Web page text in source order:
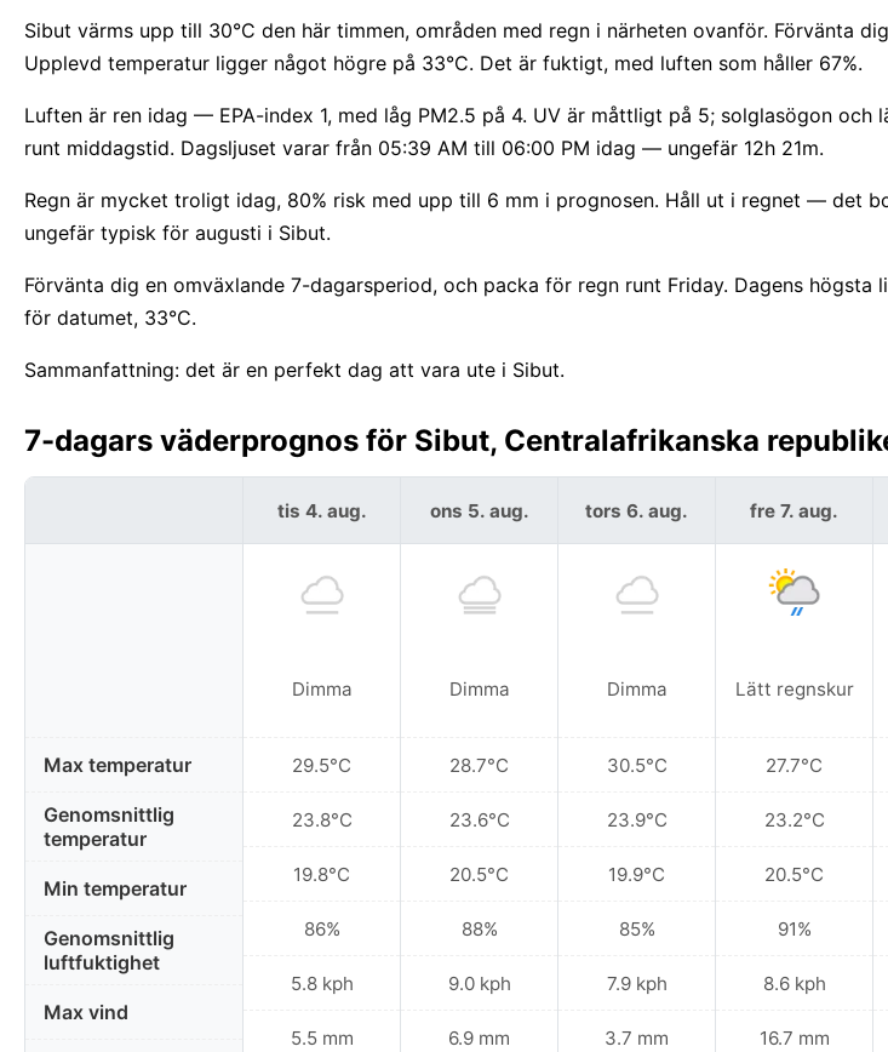
Sibut värms upp till 30°C den här timmen, områden med regn i närheten ovanför. Förvänta
Upplevd temperatur ligger något högre på 33°C. Det är fuktigt, med luften som håller 67%.
Luften är ren idag — EPA-index 1, med låg PM2.5 på 4. UV är måttligt på 5; solglasögon och
runt middagstid. Dagsljuset varar från 05:39 AM till 06:00 PM idag — ungefär 12h 21m.
Regn är mycket troligt idag, 80% risk med upp till 6 mm i prognosen. Håll ut i regnet — det
ungefär typisk för augusti i Sibut.
Förvänta dig en omväxlande 7-dagarsperiod, och packa för regn runt Friday. Dagens högsta
för datumet, 33°C.
Sammanfattning: det är en perfekt dag att vara ute i Sibut.
7-dagars väderprognos för Sibut, Centralafrikanska
Max temperatur
Genomsnittlig
temperatur
Min temperatur
Genomsnittlig
luftfuktighet
Max vind
tis 4. aug.
Dimma
29.5°C
23.8°C
19.8°C
86%
5.8 kph
5.5 mm
ons 5. aug.
Dimma
28.7°C
23.6°C
20.5°C
88%
9.0 kph
6.9 mm
tors 6. aug.
Dimma
30.5°C
23.9°C
19.9°C
85%
7.9 kph
3.7 mm
fre 7. aug.
Lätt regnskur
27.7°C
23.2°C
20.5°C
91%
8.6 kph
16.7 mm